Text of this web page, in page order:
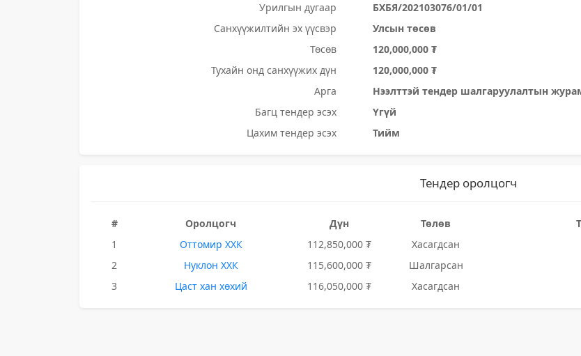
Урилгын дугаар
БХБЯ/202103076/01/01
Санхүүжилтийн эх үүсвэр
Улсын төсөв
Төсөв
120,000,000 ₮
Тухайн онд санхүүжих дүн
120,000,000 ₮
Арга
Нээлттэй тендер шалгаруулалтын
Багц тендер эсэх
Үгүй
Цахим тендер эсэх
Тийм
Тендер оролцогч
# Оролцогч Дүн Төлөв
1
Оттомир ХХК 112,850,000 ₮
Хасагдсан
2
Нуклон ХХК 115,600,000 ₮
Шалгарсан
3
Цаст хан хөхий 116,050,000 ₮ Хасагдсан